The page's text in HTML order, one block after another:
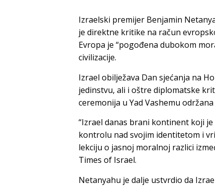
Izraelski premijer Benjamin
je direktne kritike na račun
Evropa je “pogođena dubokom
civilizacije.
Izrael obilježava Dan sjećanja na
jedinstvu, ali i oštre diplomatske
ceremonija u Yad Vashemu
“Izrael danas brani kontinent koji
kontrolu nad svojim identitetom i
lekciju o jasnoj moralnoj razlici
Times of Israel.
Netanyahu je dalje ustvrdio da